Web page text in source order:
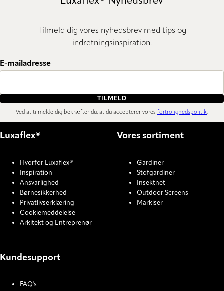
Tilmeld dig vores nyhedsbrev med tips og
indretningsinspiration.
E-mailadresse
TILMELD
Ved at tilmelde dig bekræfter du, at du accepterer vores fortrolighedspolitik.
Luxaflex®
Hvorfor Luxaflex®
Inspiration
Ansvarlighed
Børnesikkerhed
Privatlivserklæring
Cookiemeddelelse
Arkitekt og Entreprenør
Vores sortiment
Gardiner
Stofgardiner
Insektnet
Outdoor Screens
Markiser
Kundesupport
FAQ's